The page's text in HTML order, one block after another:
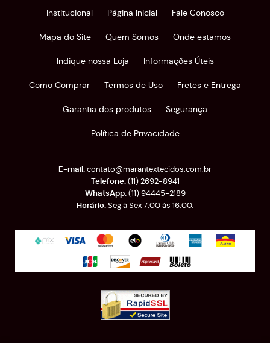
Institucional Página Inicial Fale Conosco
Mapa do Site Quem Somos Onde estamos
Indique nossa Loja Informações Úteis
Como Comprar Termos de Uso Fretes e Entrega
Garantia dos produtos Segurança
Política de Privacidade
(11)2692-8941
(11)94445-2189
Seg à Sex 7:00 às 16:00.
contato@marantextecidos.com.br